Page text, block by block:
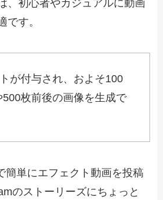
、初心者やカジュアルに動画
です。
が付与され、およそ100
枚前後の画像を生成で
簡単にエフェクト動画を投稿
のストーリーズにちょっと